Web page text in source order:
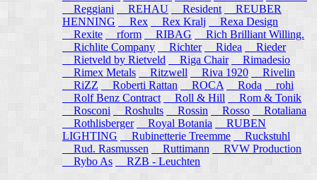
Reggiani
REHAU Resident
REUBER
HENNING
Rex Rex Kralj
Rexa Design
Rexite
rform RIBAG
Rich Brilliant Willing.
Richlite Company
Richter Ridea
Rieder
Rietveld by Rietveld
Riga Chair
Rimadesio
Rimex Metals
Ritzwell Riva 1920
Rivelin
RiZZ
Roberti Rattan ROCA Roda
rohi
Rolf Benz Contract
Roll & Hill
Rom & Tonik
Rosconi Roshults Rossin Rosso
Rotaliana
Rothlisberger
Royal Botania
RUBEN
LIGHTING
Rubinetterie Treemme
Ruckstuhl
Rud. Rasmussen
Ruttimann
RVW Production
Rybo As
RZB - Leuchten